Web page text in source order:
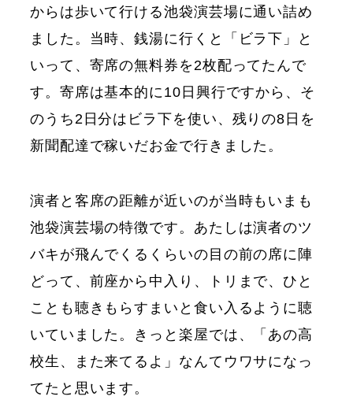
からは歩いて行ける池袋演芸場に通い詰め
ました。当時、銭湯に行くと「ビラ下」と
いって、寄席の無料券を2枚配ってたんで
す。寄席は基本的に10日興行ですから、そ
のうち2日分はビラ下を使い、残りの8日を
新聞配達で稼いだお金で行きました。
演者と客席の距離が近いのが当時もいまも
池袋演芸場の特徴です。あたしは演者のツ
バキが飛んでくるくらいの目の前の席に陣
どって、前座から中入り、トリまで、ひと
ことも聴きもらすまいと食い入るように聴
いていました。きっと楽屋では、「あの高
校生、また来てるよ」なんてウワサになっ
てたと思います。